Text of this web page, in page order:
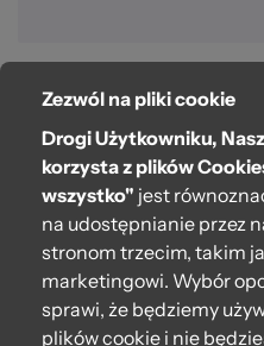
O bag
Pomoc
Moje O bag
Kontakt
222 571 414
bok@obagstore.pl
Zezwól na pliki cookie
Drogi Użytkowniku,
korzysta z plików
wszystko" jest
na udostępnianie przez
stronom trzecim, takim
marketingowi. Wybór
sprawi, że będziemy
plików cookie i nie